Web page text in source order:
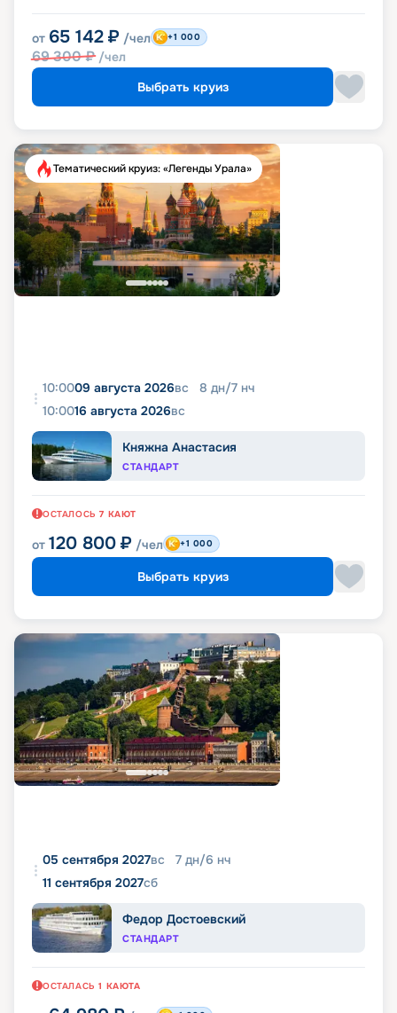
от 65 142 ₽ /чел
69 300₽ /чел
+1 000
Выбрать круиз
Тематический круиз: «Легенды Урала»
10:0009 августа 2026вс 8 дн/7 нч
10:0016 августа 2026вс
Княжна Анастасия
СТАНДАРТ
ОСТАЛОСЬ 7 КАЮТ
от 120 800 ₽ /чел +1 000
Выбрать круиз
05 сентября 2027вс 7 дн/6 нч
11 сентября 2027сб
Федор Достоевский
СТАНДАРТ
ОСТАЛАСЬ 1 КАЮТА